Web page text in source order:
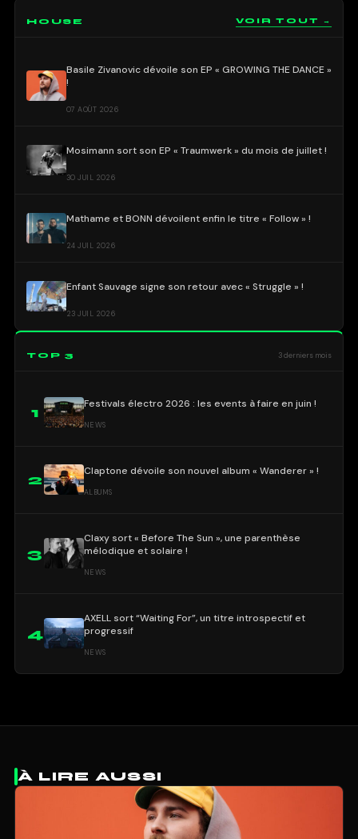
HOUSE VOIR TOUT →
Basile Zivanovic dévoile son EP « GROWING THE DANCE »
!
07 AOÛT 2026
Mosimann sort son EP « Traumwerk » du mois de juillet !
30 JUIL 2026
Mathame et BONN dévoilent enfin le titre « Follow » !
24 JUIL 2026
Enfant Sauvage signe son retour avec « Struggle » !
23 JUIL 2026
TOP 3 3 derniers mois
1
Festivals électro 2026 : les events à faire en juin !
NEWS
2
Claptone dévoile son nouvel album « Wanderer » !
ALBUMS
3
Claxy sort « Before The Sun », une parenthèse
mélodique et solaire !
NEWS
4
AXELL sort “Waiting For”, un titre introspectif et
progressif
NEWS
À LIRE AUSSI